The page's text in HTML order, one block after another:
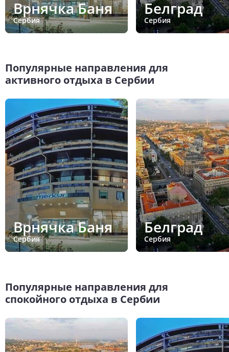
Врнячка Баня
Сербия
Белград
Сербия
Популярные направления для
активного отдыха в Сербии
Врнячка Баня
Сербия
Белград
Сербия
Популярные направления для
спокойного отдыха в Сербии